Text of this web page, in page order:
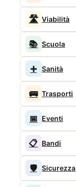
🛣️ Viabilità
📚 Scuola
➕ Sanità
🚌 Trasporti
📅 Eventi
📋 Bandi
🛡️ Sicurezza